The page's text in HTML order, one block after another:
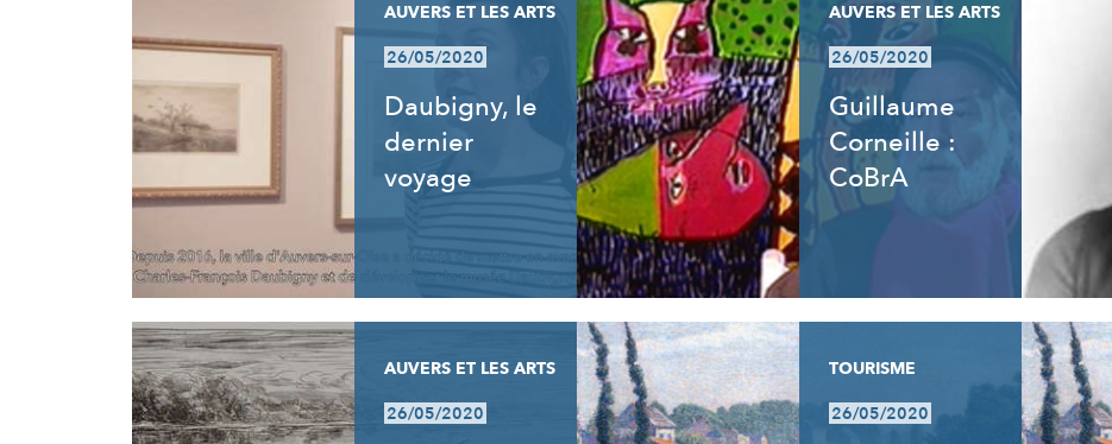
AUVERS ET LES ARTS
26/05/2020
Daubigny, le
dernier
voyage
AUVERS ET LES ARTS
26/05/2020
Guillaume
Corneille :
CoBrA
AUVERS ET LES ARTS
26/05/2020
TOURISME
26/05/2020